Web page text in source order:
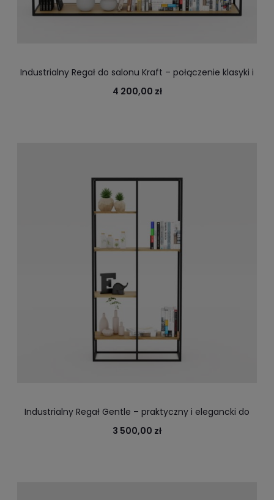
Industrialny Regał do salonu Kraft – połączenie klasyki i
nowoczesności
4 200,00 zł
Industrialny Regał Gentle – praktyczny i elegancki do
salonu, gabinetu
3 500,00 zł